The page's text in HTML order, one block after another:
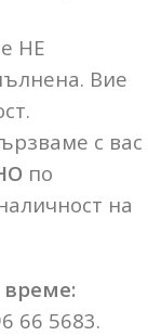
НЕ
Вие
с вас
по
на
време:
66 5683.